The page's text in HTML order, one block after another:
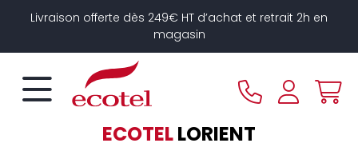
Livraison offerte dès 249€ HT d’achat et retrait 2h en
magasin
ECOTELLORIENT
Panneau de gestion des cookies